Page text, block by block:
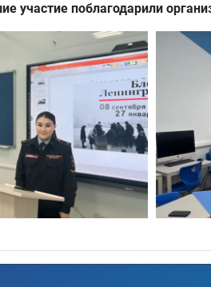
поблагодарили